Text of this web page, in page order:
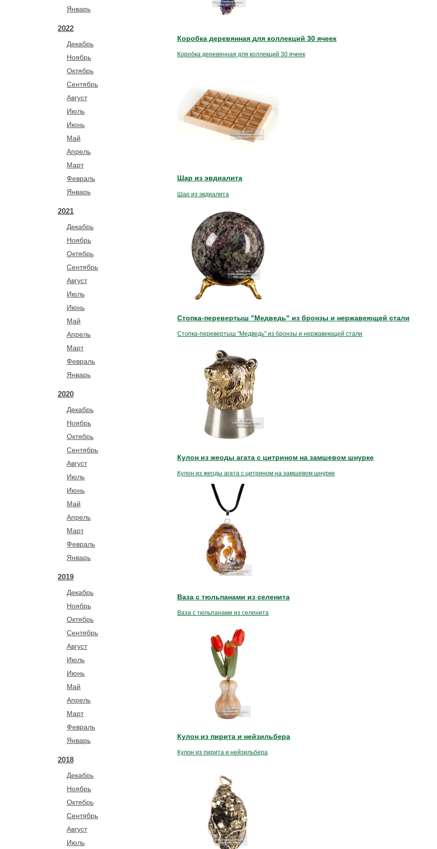
Январь
2022
Декабрь
Ноябрь
Октябрь
Сентябрь
Август
Июль
Июнь
Май
Апрель
Март
Февраль
Январь
2021
Декабрь
Ноябрь
Октябрь
Сентябрь
Август
Июль
Июнь
Май
Апрель
Март
Февраль
Январь
2020
Декабрь
Ноябрь
Октябрь
Сентябрь
Август
Июль
Июнь
Май
Апрель
Март
Февраль
Январь
2019
Декабрь
Ноябрь
Октябрь
Сентябрь
Август
Июль
Июнь
Май
Апрель
Март
Февраль
Январь
2018
Декабрь
Ноябрь
Октябрь
Сентябрь
Август
Июль
Коробка деревянная для коллекций 30 ячеек
Коробка деревянная для коллекций 30 ячеек
Шар из эвдиалита
Шар из эвдиалита
Стопка-перевертыш "Медведь" из бронзы и нержавеющей стали
Стопка-перевертыш "Медведь" из бронзы и нержавеющей стали
Кулон из жеоды агата с цитрином на замшевом шнурке
Кулон из жеоды агата с цитрином на замшевом шнурке
Ваза с тюльпанами из селенита
Ваза с тюльпанами из селенита
Кулон из пирита и нейзильбера
Кулон из пирита и нейзильбера